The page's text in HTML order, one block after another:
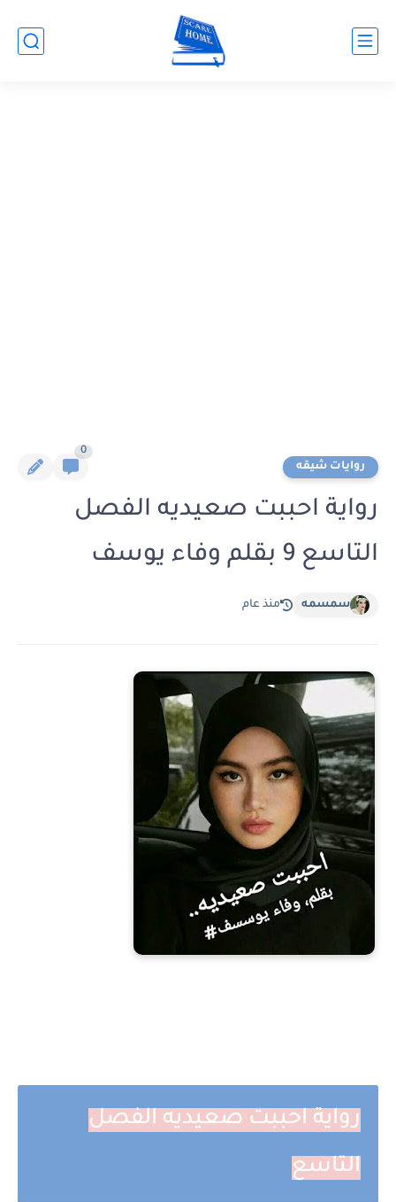
روايات شيقه
0
رواية احببت صعيديه الفصل
التاسع 9 بقلم وفاء يوسف
سمسمه منذ عام
رواية احببت صعيديه الفصل
التاسع